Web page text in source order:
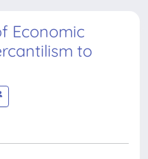
Economic
to